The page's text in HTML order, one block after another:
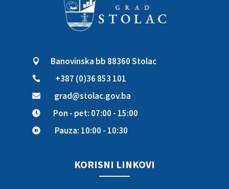
 Banovinska bb 88360 Stolac
 +387 (0)36 853 101
 grad@stolac.gov.ba
 Pon - pet: 07:00 - 15:00
 Pauza: 10:00 - 10:30
KORISNI LINKOVI